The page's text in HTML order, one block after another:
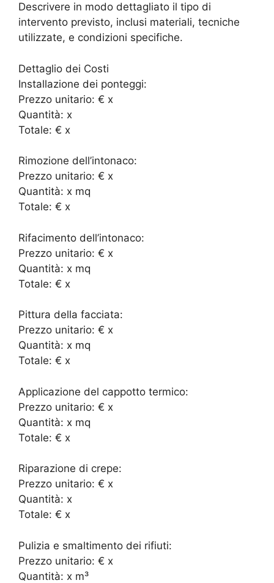
Descrivere in modo dettagliato il tipo di
intervento previsto, inclusi materiali, tecniche
utilizzate, e condizioni specifiche.
Dettaglio dei Costi
Installazione dei ponteggi:
Prezzo unitario: € x
Quantità: x
Totale: € x
Rimozione dell’intonaco:
Prezzo unitario: € x
Quantità: x mq
Totale: € x
Rifacimento dell’intonaco:
Prezzo unitario: € x
Quantità: x mq
Totale: € x
Pittura della facciata:
Prezzo unitario: € x
Quantità: x mq
Totale: € x
Applicazione del cappotto termico:
Prezzo unitario: € x
Quantità: x mq
Totale: € x
Riparazione di crepe:
Prezzo unitario: € x
Quantità: x
Totale: € x
Pulizia e smaltimento dei rifiuti:
Prezzo unitario: € x
Quantità: x m³